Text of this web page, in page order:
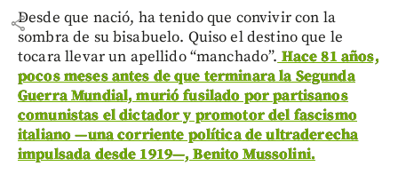
shareDesde que nació, ha tenido que convivir con la
sombra de su bisabuelo. Quiso el destino que le
tocara llevar un apellido “manchado”. Hace 81 años,
pocos meses antes de que terminara la Segunda
Guerra Mundial, murió fusilado por partisanos
comunistas el dictador y promotor del fascismo
italiano —una corriente política de ultraderecha
impulsada desde 1919—, Benito Mussolini.